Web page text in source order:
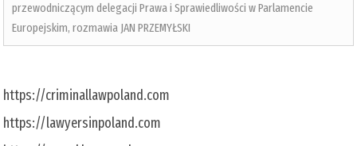
przewodniczącym delegacji Prawa i Sprawiedliwości w Parlamencie
Europejskim, rozmawia JAN PRZEMYŁSKI
https://criminallawpoland.com
https://lawyersinpoland.com